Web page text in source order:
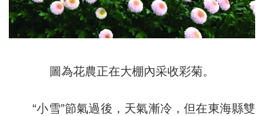
圖為花農正在大棚內采收彩菊。
“小雪”節氣過後，天氣漸冷，但在東海縣雙